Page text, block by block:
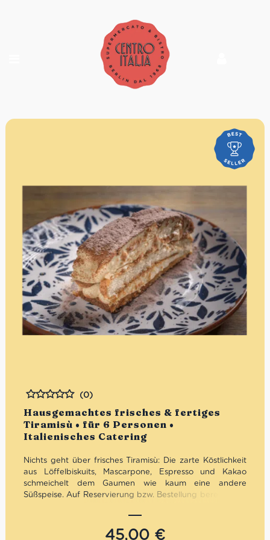
Hausgemachtes frisches & fertiges
Tiramisù • für 6 Personen •
Italienisches Catering
Bewertet
(0)
Nichts geht über frisches Tiramisù: Die zarte Köstlichkeit
aus Löffelbiskuits, Mascarpone, Espresso und Kakao
schmeichelt dem Gaumen wie kaum eine andere
Süßspeise. Auf Reservierung bzw. Bestellung bereiten wir
angegebenen Zusammensetzung unseres Rezept
können wir auch eine glutenfreie Variante bzw. eine ohne
45,00 €